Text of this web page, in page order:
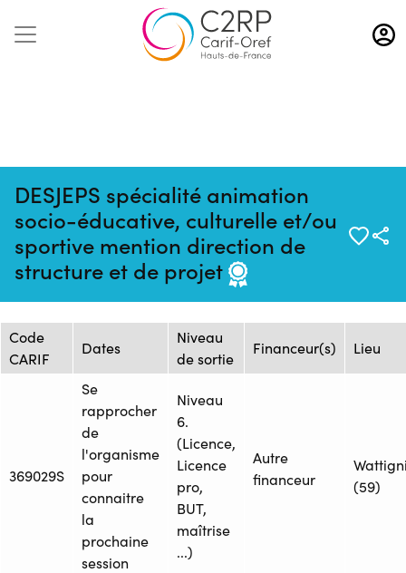
Aller
au
contenu
DESJEPS spécialité animation
socio-éducative, culturelle et/ou
sportive mention direction de
structure et de projet
Mise à jour :
20/05/2025
Formation :
25109756F
Source : CREPS Wattignies
Hauts-de-France
Session de formation
Code
CARIF
Dates
Niveau
de sortie
Financeur(s) Lieu
369029S
Se
rapprocher
de
l'organisme
pour
connaitre
la
prochaine
session
Niveau
6.
(Licence,
Licence
pro,
BUT,
maîtrise
...)
Autre
financeur
(59)